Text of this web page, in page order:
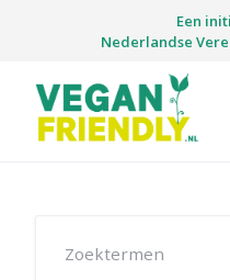
Een
Nederlandse